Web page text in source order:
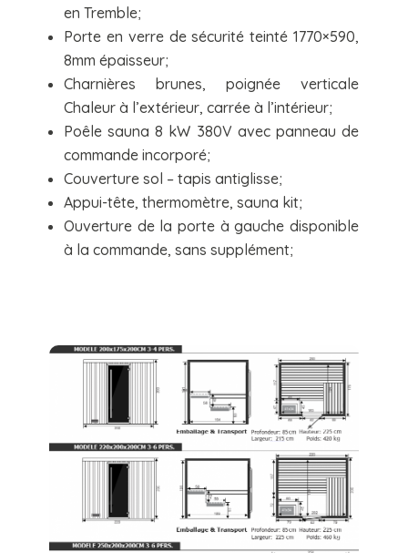
en Tremble;
Porte en verre de sécurité teinté 1770×590,
8mm épaisseur;
Charnières brunes, poignée verticale
Chaleur à l’extérieur, carrée à l’intérieur;
Poêle sauna 8 kW 380V avec panneau de
commande incorporé;
Couverture sol – tapis antiglisse;
Appui-tête, thermomètre, sauna kit;
Ouverture de la porte à gauche disponible
à la commande, sans supplément;